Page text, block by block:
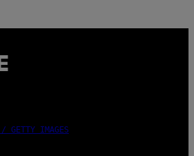
/ GETTY IMAGES